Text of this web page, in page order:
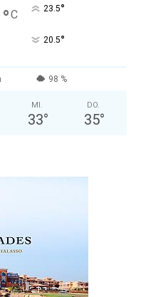
°C 23.5°
20.5°
98 %
MI.
33°
DO.
35°